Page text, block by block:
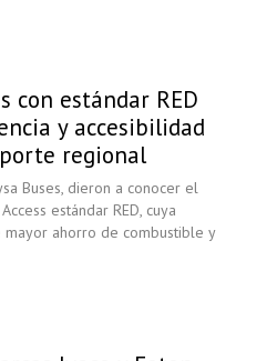
con estándar RED
y accesibilidad
regional
Buses, dieron a conocer el
estándar RED, cuya
ahorro de combustible y